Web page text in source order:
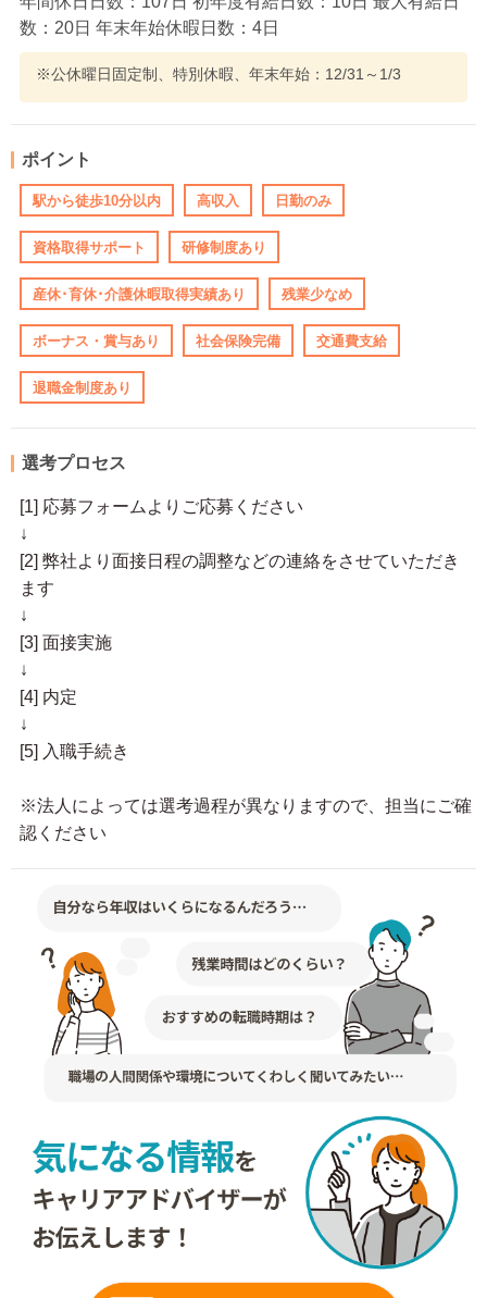
数：20日 年末年始休暇日数：4日
※公休曜日固定制、特別休暇、年末年始：12/31～1/3
ポイント
駅から徒歩10分以内 高収入 日勤のみ
資格取得サポート 研修制度あり
産休･育休･介護休暇取得実績あり 残業少なめ
ボーナス・賞与あり 社会保険完備 交通費支給
退職金制度あり
選考プロセス
[1] 応募フォームよりご応募ください
↓
[2] 弊社より面接日程の調整などの連絡をさせていただき
ます
↓
[3] 面接実施
↓
[4] 内定
↓
[5] 入職手続き
※法人によっては選考過程が異なりますので、担当にご確
認ください